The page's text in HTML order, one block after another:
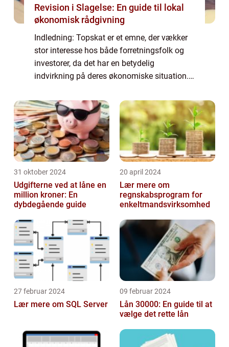
Revision i Slagelse: En guide til lokal
økonomisk rådgivning
Indledning: Topskat er et emne, der vækker
stor interesse hos både forretningsfolk og
investorer, da det har en betydelig
indvirkning på deres økonomiske situation.
dets historiske udvikling og give essent...
31 oktober 2024
Udgifterne ved at låne en
million kroner: En
dybdegående guide
20 april 2024
Lær mere om
regnskabsprogram for
enkeltmandsvirksomhed
27 februar 2024
Lær mere om SQL Server
09 februar 2024
Lån 30000: En guide til at
vælge det rette lån